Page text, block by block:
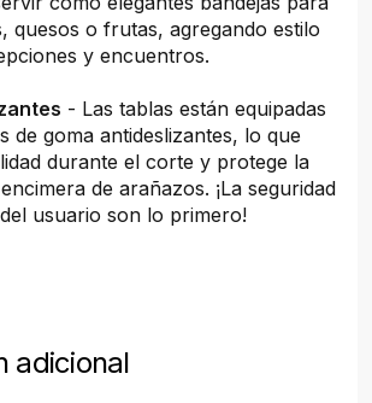
quesos o frutas, agregando estilo
y encuentros.
- Las tablas están equipadas
de goma antideslizantes, lo que
durante el corte y protege la
de arañazos. ¡La seguridad
usuario son lo primero!
adicional